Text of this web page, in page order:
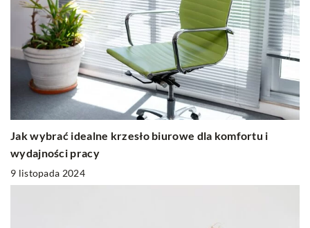
Jak wybrać idealne krzesło biurowe dla komfortu i
wydajności pracy
9 listopada 2024